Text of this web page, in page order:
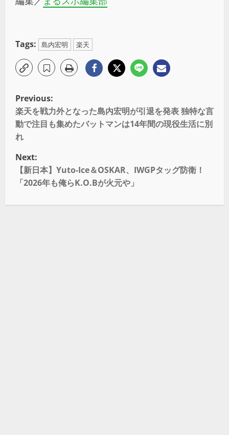
Tags: 島内宏明 楽天
Previous:
楽天を戦力外となった島内宏明が引退を発表 独特な言
動で注目も集めたバットマンは14年間の現役生活に別
れ
Next:
【新日本】Yuto-Ice＆OSKAR、IWGPタッグ防衛！
「2026年も俺らK.O.Bが火元や」